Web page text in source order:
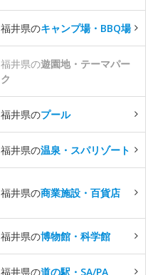
福井県のキャンプ場・BBQ場
福井県の遊園地・テーマパー
ク
福井県のプール
福井県の温泉・スパリゾート
福井県の商業施設・百貨店
福井県の博物館・科学館
福井県の道の駅・SA/PA